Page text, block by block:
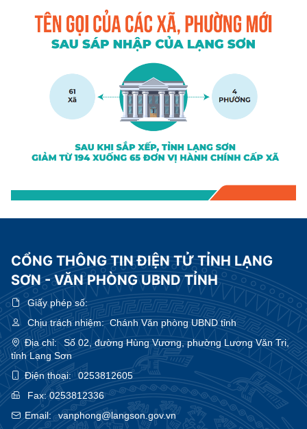
CỔNG THÔNG TIN ĐIỆN TỬ TỈNH LẠNG
SƠN - VĂN PHÒNG UBND TỈNH
Giấy phép số:
Chịu trách nhiệm:Chánh Văn phòng UBND tỉnh
Địa chỉ:
Số 02, đường Hùng Vương, phường Lương Văn Tri,
tỉnh Lạng Sơn
Điện thoại:
0253812605
Fax:0253812336
Email:
vanphong@langson.gov.vn